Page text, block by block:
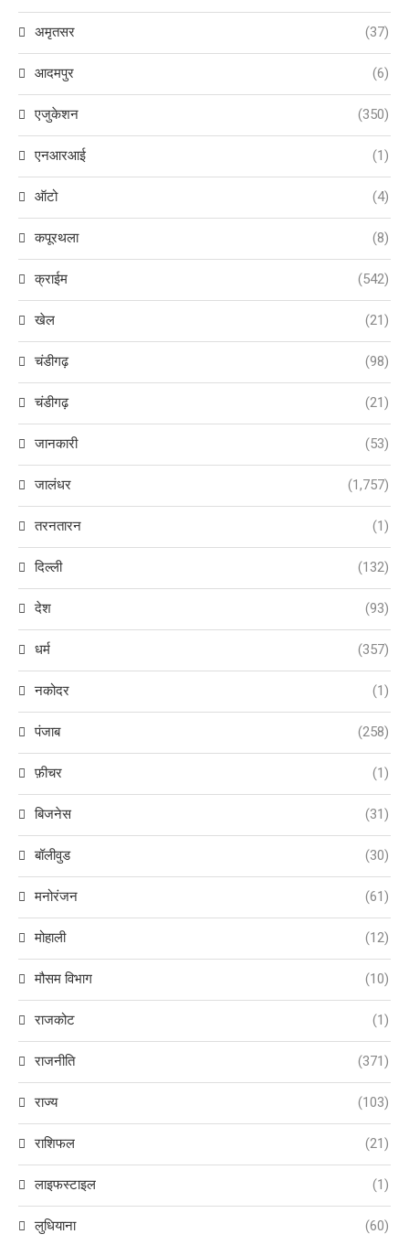
अमृतसर (37)
आदमपुर (6)
एजुकेशन (350)
एनआरआई (1)
ऑटो (4)
कपूरथला (8)
क्राईम (542)
खेल (21)
चंडीगढ़ (98)
चंडीगढ़ (21)
जानकारी (53)
जालंधर (1,757)
तरनतारन (1)
दिल्ली (132)
देश (93)
धर्म (357)
नकोदर (1)
पंजाब (258)
फ़ीचर (1)
बिजनेस (31)
बॉलीवुड (30)
मनोरंजन (61)
मोहाली (12)
मौसम विभाग (10)
राजकोट (1)
राजनीति (371)
राज्य (103)
राशिफल (21)
लाइफस्टाइल (1)
लुधियाना (60)